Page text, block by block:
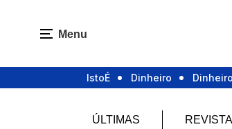
Menu
IstoÉ Dinheiro
ÚLTIMAS REVISTA